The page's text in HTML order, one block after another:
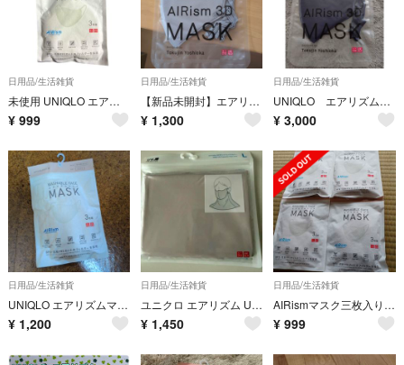
日用品/生活雑貨
未使用 UNIQLO エアリズムマスク 3枚組 ホワイト Mサイズ 白 ちいさめ
¥ 999
日用品/生活雑貨
【新品未開封】エアリズム3DマスクLサイズ2枚組グレー
¥ 1,300
日用品/生活雑貨
UNIQLO エアリズム3Dマスク Lサイズ
¥ 3,000
日用品/生活雑貨
UNIQLO エアリズムマスク ベージュ 小さめ Mサイズ 3枚組 未開封
¥ 1,200
日用品/生活雑貨
ユニクロ エアリズム UVカット フェイスカバー Lサイズ
¥ 1,450
日用品/生活雑貨
AIRismマスク三枚入りを4つ格安花粉99％カットのフィルターを採用✨
¥ 999